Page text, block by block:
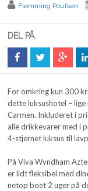
Flemming Poulsen
DEL PÅ
For omkring kun 300
dette luksushotel –
Carmen. Inkluderet i
alle drikkevarer med i
4-stjernet luksus til
På Viva Wyndham
er lidt fleksibel med
netop boet 2 uger på